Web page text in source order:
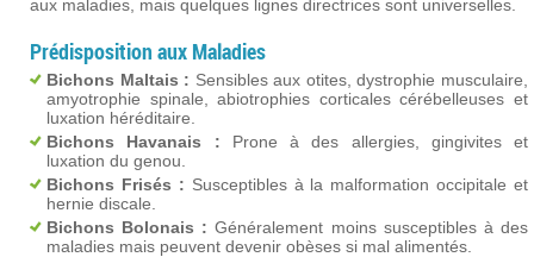
aux maladies, mais quelques lignes directrices sont universelles.
Prédisposition aux Maladies
Bichons Maltais : Sensibles aux otites, dystrophie musculaire,
amyotrophie spinale, abiotrophies corticales cérébelleuses et
luxation héréditaire.
Bichons Havanais : Prone à des allergies, gingivites et
luxation du genou.
Bichons Frisés : Susceptibles à la malformation occipitale et
hernie discale.
Bichons Bolonais : Généralement moins susceptibles à des
maladies mais peuvent devenir obèses si mal alimentés.